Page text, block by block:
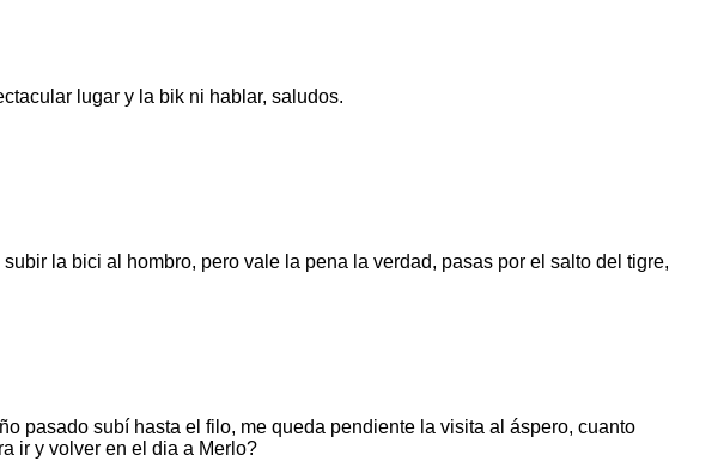
lugar y la bik ni hablar, saludos.
la bici al hombro, pero vale la pena la verdad, pasas por el salto del tigre,
pasado subí hasta el filo, me queda pendiente la visita al áspero, cuanto
ir y volver en el dia a Merlo?